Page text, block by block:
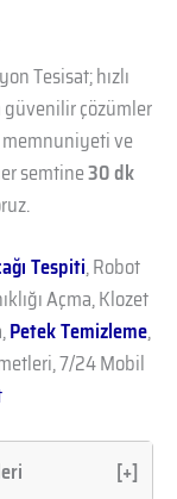
Tesisat; hızlı
çözümler
ve
semtine30 dk
Tespiti, Robot
Açma, Klozet
Petek Temizleme,
7/24 Mobil
[+]